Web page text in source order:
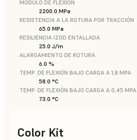
MÓDULO DE FLEXIÓN
2200.0 MPa
RESISTENCIA A LA ROTURA POR TRACCIÓN
65.0 MPa
RESILIENCIA IZOD ENTALLADA
25.0 J/m
ALARGAMIENTO DE ROTURA
6.0 %
TEMP. DE FLEXIÓN BAJO CARGA A 1,8 MPA
58.0 °C
TEMP. DE FLEXIÓN BAJO CARGA A 0,45 MPA
73.0 °C
Color Kit